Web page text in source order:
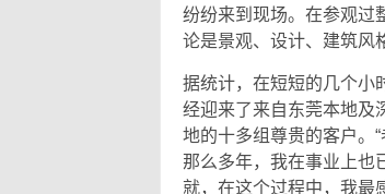
纷纷来到现场。在参观过
论是景观、设计、建筑风
据统计，在短短的几个小
经迎来了来自东莞本地及
地的十多组尊贵的客户。
那么多年，我在事业上也
就，在这个过程中，我最